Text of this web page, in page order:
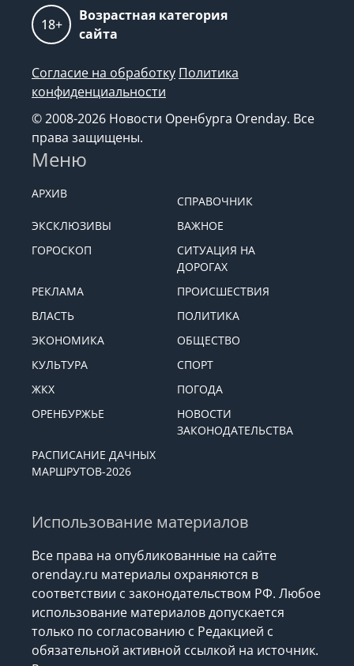
18+
Возрастная категория
сайта
Согласие на обработку Политика
конфиденциальности
© 2008-2026 Новости Оренбурга Orenday. Все
права защищены.
Меню
АРХИВ
СПРАВОЧНИК
ЭКСКЛЮЗИВЫ
ВАЖНОЕ
ГОРОСКОП
СИТУАЦИЯ НА
ДОРОГАХ
РЕКЛАМА
ПРОИСШЕСТВИЯ
ВЛАСТЬ
ПОЛИТИКА
ЭКОНОМИКА
ОБЩЕСТВО
КУЛЬТУРА
СПОРТ
ЖКХ
ПОГОДА
ОРЕНБУРЖЬЕ
НОВОСТИ
ЗАКОНОДАТЕЛЬСТВА
РАСПИСАНИЕ ДАЧНЫХ
МАРШРУТОВ-2026
Использование материалов
Все права на опубликованные на сайте
orenday.ru материалы охраняются в
соответствии с законодательством РФ. Любое
использование материалов допускается
только по согласованию с Редакцией с
обязательной активной ссылкой на источник.